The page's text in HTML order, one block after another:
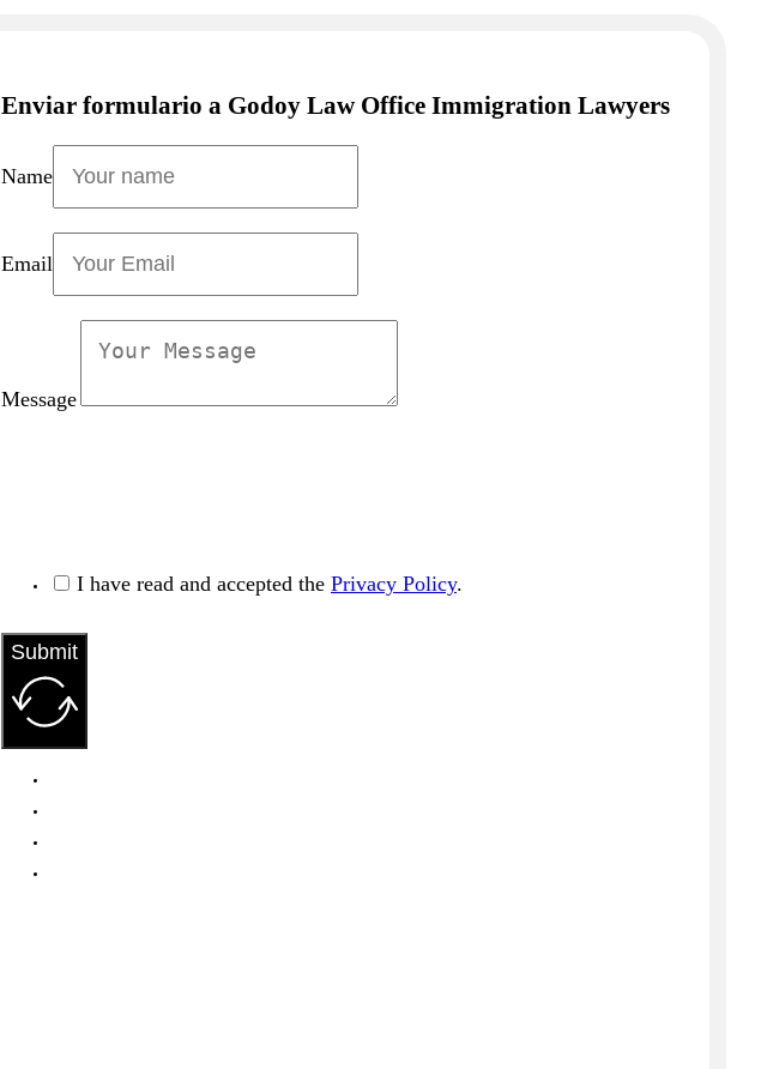
Enviar formulario a Godoy Law Office Immigration Lawyers
Name
Email
Message
I have read and accepted the Privacy Policy.
Submit